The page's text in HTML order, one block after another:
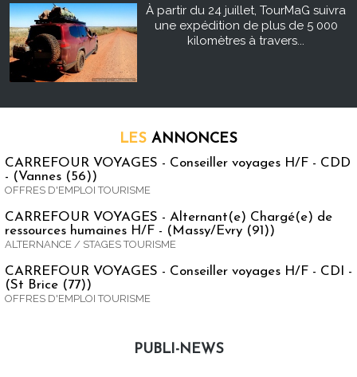
À partir du 24 juillet, TourMaG suivra
une expédition de plus de 5 000
kilomètres à travers...
LES ANNONCES
CARREFOUR VOYAGES - Conseiller voyages H/F - CDD
- (Vannes (56))
OFFRES D'EMPLOI TOURISME
CARREFOUR VOYAGES - Alternant(e) Chargé(e) de
ressources humaines H/F - (Massy/Evry (91))
ALTERNANCE / STAGES TOURISME
CARREFOUR VOYAGES - Conseiller voyages H/F - CDI -
(St Brice (77))
OFFRES D'EMPLOI TOURISME
PUBLI-NEWS